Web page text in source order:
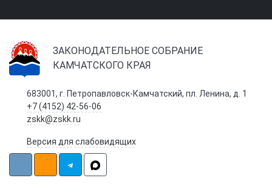
ЗАКОНОДАТЕЛЬНОЕ СОБРАНИЕ
КАМЧАТСКОГО КРАЯ
683001, г. Петропавловск-Камчатский, пл. Ленина, д. 1
+7 (4152) 42-56-06
zskk@zskk.ru
Версия для слабовидящих